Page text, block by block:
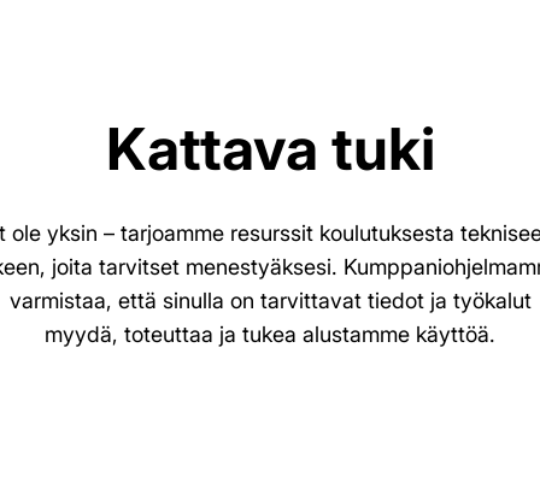
Kattava tuki
ole yksin – tarjoamme resurssit koulutuksesta
joita tarvitset menestyäksesi.
varmistaa, että sinulla on tarvittavat tiedot ja työkalut
myydä, toteuttaa ja tukea alustamme käyttöä.